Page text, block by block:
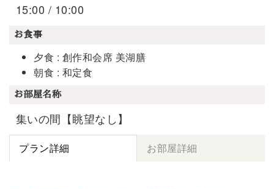
15:00 / 10:00
お食事
夕食 : 創作和会席 美湖膳
朝食 : 和定食
お部屋名称
集いの間【眺望なし】
プラン詳細 お部屋詳細